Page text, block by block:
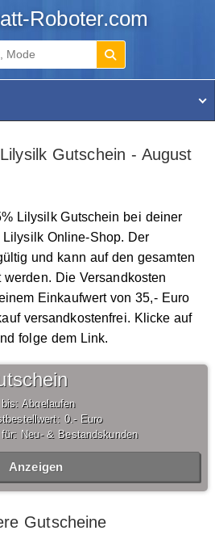
Roboter.com
Gutschein - August
Lilysilk Gutschein bei deiner
Online-Shop. Der
und kann auf den gesamten
Die Versandkosten
Einkaufwert von 35,- Euro
versandkostenfrei. Klicke auf
folge dem Link.
Abgelaufen
0,- Euro
Neu- & Bestandskunden
Anzeigen
Gutscheine